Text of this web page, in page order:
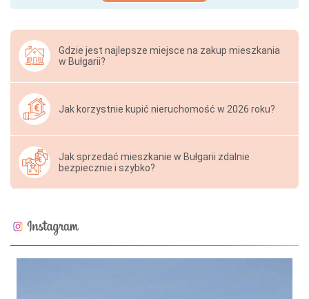
Gdzie jest najlepsze miejsce na zakup mieszkania
w Bułgarii?
Jak korzystnie kupić nieruchomość w 2026 roku?
Jak sprzedać mieszkanie w Bułgarii zdalnie
bezpiecznie i szybko?